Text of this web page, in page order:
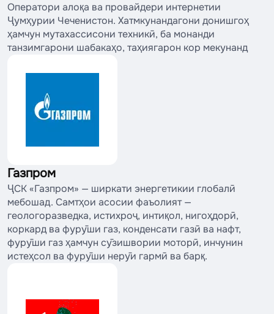
Оператори алоқа ва провайдери интернетии
Ҷумҳурии Чеченистон. Хатмкунандагони донишгоҳ
ҳамчун мутахассисони техникӣ, ба монанди
танзимгарони шабакаҳо, таҳиягарон кор мекунанд
Газпром
ҶСК «Газпром» — ширкати энергетикии глобалӣ
мебошад. Самтҳои асосии фаъолият —
геологоразведка, истихроҷ, интиқол, нигоҳдорӣ,
коркард ва фурӯши газ, конденсати газӣ ва нафт,
фурӯши газ ҳамчун сӯзишвории моторӣ, инчунин
истеҳсол ва фурӯши нерӯи гармӣ ва барқ.